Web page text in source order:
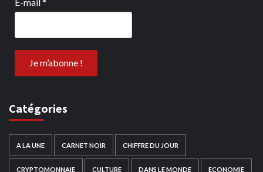
Catégories
A LA UNE CARNET NOIR CHIFFRE DU JOUR
CRYPTOMONNAIE CULTURE DANS LE MONDE ECONOMIE